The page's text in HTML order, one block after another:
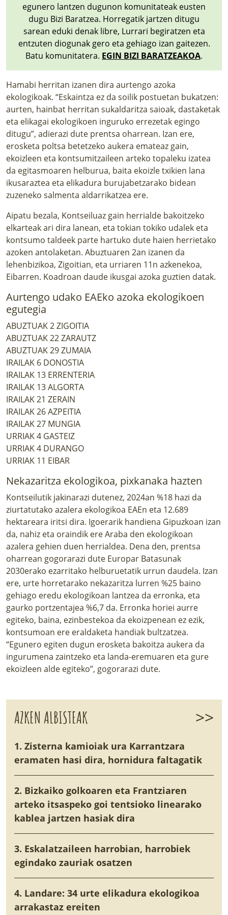
egunero lantzen dugunon komunitateak eusten
dugu Bizi Baratzea. Horregatik jartzen ditugu
sarean eduki denak libre, Lurrari begiratzen eta
entzuten diogunak gero eta gehiago izan gaitezen.
Batu komunitatera. EGIN BIZI BARATZEAKOA.
Hamabi herritan izanen dira aurtengo azoka
ekologikoak. “Eskaintza ez da soilik postuetan bukatzen:
aurten, hainbat herritan sukaldaritza saioak, dastaketak
eta elikagai ekologikoen inguruko errezetak egingo
ditugu”, adierazi dute prentsa oharrean. Izan ere,
erosketa poltsa betetzeko aukera emateaz gain,
ekoizleen eta kontsumitzaileen arteko topaleku izatea
da egitasmoaren helburua, baita ekoizle txikien lana
ikusaraztea eta elikadura burujabetzarako bidean
zuzeneko salmenta aldarrikatzea ere.
Aipatu bezala, Kontseiluaz gain herrialde bakoitzeko
elkarteak ari dira lanean, eta tokian tokiko udalek eta
kontsumo taldeek parte hartuko dute haien herrietako
azoken antolaketan. Abuztuaren 2an izanen da
lehenbizikoa, Zigoitian, eta urriaren 11n azkenekoa,
Eibarren. Koadroan daude ikusgai azoka guztien datak.
Aurtengo udako EAEko azoka ekologikoen
egutegia
ABUZTUAK 2 ZIGOITIA
ABUZTUAK 22 ZARAUTZ
ABUZTUAK 29 ZUMAIA
IRAILAK 6 DONOSTIA
IRAILAK 13 ERRENTERIA
IRAILAK 13 ALGORTA
IRAILAK 21 ZERAIN
IRAILAK 26 AZPEITIA
IRAILAK 27 MUNGIA
URRIAK 4 GASTEIZ
URRIAK 4 DURANGO
URRIAK 11 EIBAR
Nekazaritza ekologikoa, pixkanaka hazten
Kontseilutik jakinarazi dutenez, 2024an %18 hazi da
ziurtatutako azalera ekologikoa EAEn eta 12.689
hektareara iritsi dira. Igoerarik handiena Gipuzkoan izan
da, nahiz eta oraindik ere Araba den ekologikoan
azalera gehien duen herrialdea. Dena den, prentsa
oharrean gogorarazi dute Europar Batasunak
2030erako ezarritako helburuetatik urrun daudela. Izan
ere, urte horretarako nekazaritza lurren %25 baino
gehiago eredu ekologikoan lantzea da erronka, eta
gaurko portzentajea %6,7 da. Erronka horiei aurre
egiteko, baina, ezinbestekoa da ekoizpenean ez ezik,
kontsumoan ere eraldaketa handiak bultzatzea.
“Egunero egiten dugun erosketa bakoitza aukera da
ingurumena zaintzeko eta landa-eremuaren eta gure
ekoizleen alde egiteko”, gogorarazi dute.
AZKEN ALBISTEAK >>
1. Zisterna kamioiak ura Karrantzara
eramaten hasi dira, hornidura faltagatik
2. Bizkaiko golkoaren eta Frantziaren
arteko itsaspeko goi tentsioko linearako
kablea jartzen hasiak dira
3. Eskalatzaileen harrobian, harrobiek
egindako zauriak osatzen
4. Landare: 34 urte elikadura ekologikoa
arrakastaz ereiten